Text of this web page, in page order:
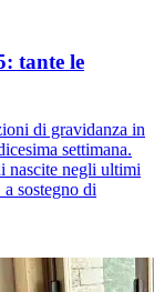
tante le
di gravidanza in
settimana.
nascite negli ultimi
sostegno di